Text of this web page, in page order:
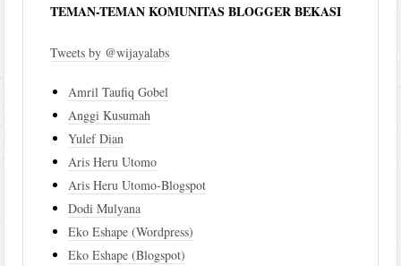
TEMAN-TEMAN KOMUNITAS BLOGGER BEKASI
Tweets by @wijayalabs
Amril Taufiq Gobel
Anggi Kusumah
Yulef Dian
Aris Heru Utomo
Aris Heru Utomo-Blogspot
Dodi Mulyana
Eko Eshape (Wordpress)
Eko Eshape (Blogspot)